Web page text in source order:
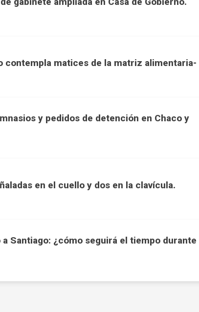
contempla matices de la matriz alimentaria-
y pedidos de detención en Chaco y
en el cuello y dos en la clavícula.
Santiago: ¿cómo seguirá el tiempo durante